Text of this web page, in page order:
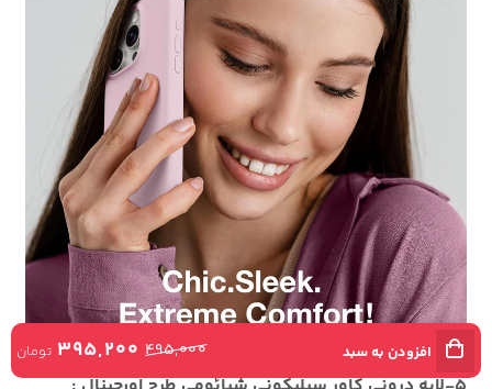
افزودن به سبد 495,000
395,200 تومان